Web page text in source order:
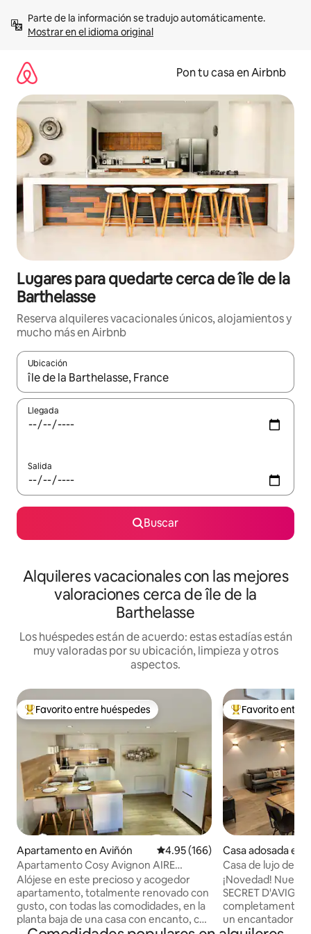
contenidoMostrar en el idioma original
Pon tu casa en Airbnb
Lugares para quedarte cerca de île de la
Barthelasse
Reserva alquileres vacacionales únicos, alojamientos y
mucho más en Airbnb
Ubicación
Cuando los resultados estén disponibles, navega con las
Llegada
Salida
Buscar
Alquileres vacacionales con las mejores
valoraciones cerca de île de la
Barthelasse
Los huéspedes están de acuerdo: estas estadías están
muy valoradas por su ubicación, limpieza y otros
aspectos.
Favorito entre huéspedes preferido
Favorito entre huéspedes
Apartamento en Aviñón Calificación promedio: 4.95 de
4.95 (166)
Apartamento Cosy Avignon AIRE
ACONDICIONADO - WIFI -
Estacionamiento
Alójese en este precioso y acogedor
apartamento, totalmente renovado con
gusto, con todas las comodidades, en la
planta baja de una casa con encanto, con
Favorito entre
Favorito entre
Casa adosada en
Casa de lujo de 4
acondicionado/
Papas a 10
¡Novedad!
SECRET
completamente
un encantador